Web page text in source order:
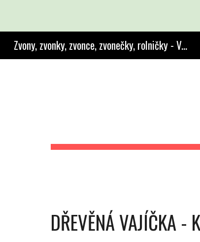
Zvony, zvonky, zvonce, zvonečky, rolničky - Výroba a prodej
DŘEVĚNÁ VAJÍČKA -